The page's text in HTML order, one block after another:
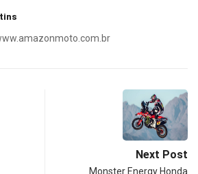
Next Post
Monster Energy Honda